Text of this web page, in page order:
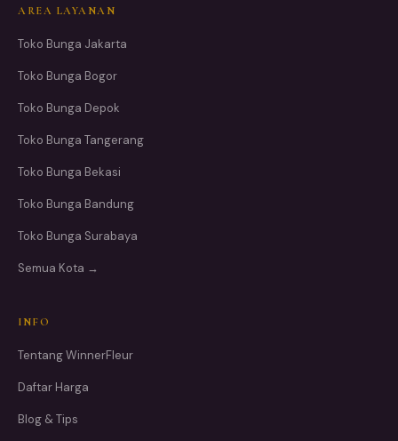
AREA LAYANAN
Toko Bunga Jakarta
Toko Bunga Bogor
Toko Bunga Depok
Toko Bunga Tangerang
Toko Bunga Bekasi
Toko Bunga Bandung
Toko Bunga Surabaya
Semua Kota →
INFO
Tentang WinnerFleur
Daftar Harga
Blog & Tips